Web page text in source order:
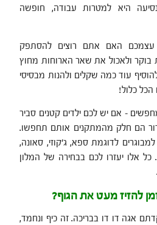
היא למטרות עבודה, חופשה
האם אתם רוצים להסתפק
בוקר ולאכול את שאר הארוחות מחוץ
עוד כמה שקלים ולהנות מבסיסי
הכל כלול!
– אם יש לכם ילדים קטנים סביר
הם חלק מהמתקנים אותם תחפשו.
לדוגמת ספא, ג'קוזי, סאונה,
אלו יעזרו לכם בבחירה של המלון
להזיז מעט את הגוף?
אגה דו דו בבריכה. זה כיף ונחמד,